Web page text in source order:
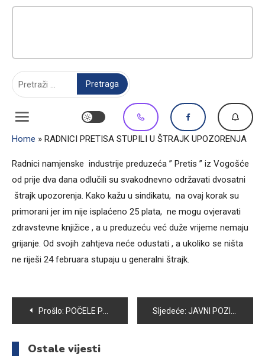
Home » RADNICI PRETISA STUPILI U ŠTRAJK UPOZORENJA
Radnici namjenske industrije preduzeća ” Pretis ” iz Vogošće
od prije dva dana odlučili su svakodnevno održavati dvosatni
štrajk upozorenja. Kako kažu u sindikatu, na ovaj korak su
primorani jer im nije isplaćeno 25 plata, ne mogu ovjeravati
zdravstevne knjižice , a u preduzeću već duže vrijeme nemaju
grijanje. Od svojih zahtjeva neće odustati , a ukoliko se ništa
ne riješi 24 februara stupaju u generalni štrajk.
Navigacija
članaka
Prošlo: POČELE PRIPREME ZA POLAGANJE EKSTERNE MATURE U OŠ “PORODICE EF. RAMIĆ” Sljedeće: JAVNI POZIV ZA ANALIZE TLA NA PODRUČJU OPĆINE VOGOŠĆA U 2015. GODINI
Ostale vijesti